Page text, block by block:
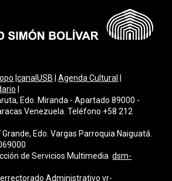
|canalUSB |Agenda Cultural
Edo. Miranda - Apartado 89000 -
Venezuela. Teléfono +58 212
Edo. Vargas Parroquia Naiguatá.
de Servicios Multimediadsm-
Administrativovr-